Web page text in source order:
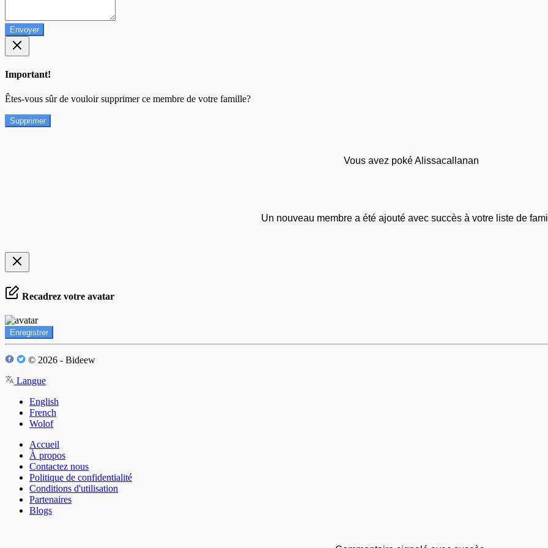
Envoyer
Important!
Êtes-vous sûr de vouloir supprimer ce membre de votre famille?
Supprimer
Vous avez poké Alissacallanan
Un nouveau membre a été ajouté avec succès à votre liste de
Recadrez votre avatar
Enregistrer
© 2026 - Bideew
Langue
English
French
Wolof
Accueil
À propos
Contactez nous
Politique de confidentialité
Conditions d'utilisation
Partenaires
Blogs